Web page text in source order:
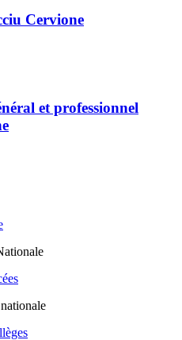
Cervione
et professionnel